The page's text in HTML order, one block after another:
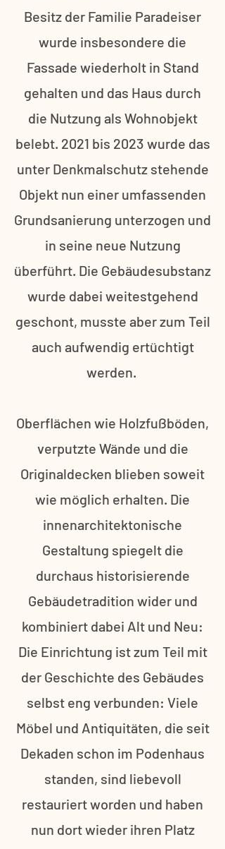
Besitz der Familie Paradeiser
wurde insbesondere die
Fassade wiederholt in Stand
gehalten und das Haus durch
die Nutzung als Wohnobjekt
belebt. 2021 bis 2023 wurde das
unter Denkmalschutz stehende
Objekt nun einer umfassenden
Grundsanierung unterzogen und
in seine neue Nutzung
überführt. Die Gebäudesubstanz
wurde dabei weitestgehend
geschont, musste aber zum Teil
auch aufwendig ertüchtigt
werden.
Oberflächen wie Holzfußböden,
verputzte Wände und die
Originaldecken blieben soweit
wie möglich erhalten. Die
innenarchitektonische
Gestaltung spiegelt die
durchaus historisierende
Gebäudetradition wider und
kombiniert dabei Alt und Neu:
Die Einrichtung ist zum Teil mit
der Geschichte des Gebäudes
selbst eng verbunden: Viele
Möbel und Antiquitäten, die seit
Dekaden schon im Podenhaus
standen, sind liebevoll
restauriert worden und haben
nun dort wieder ihren Platz